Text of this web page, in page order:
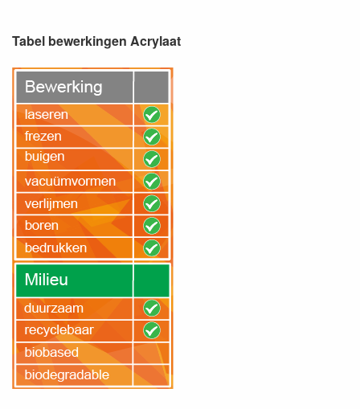
Tabel bewerkingen Acrylaat